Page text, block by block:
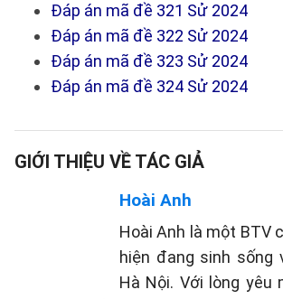
Đáp án mã đề 321 Sử 2024
Đáp án mã đề 322 Sử 2024
Đáp án mã đề 323 Sử 2024
Đáp án mã đề 324 Sử 2024
GIỚI THIỆU VỀ TÁC GIẢ
Hoài Anh
Hoài Anh là một BTV
hiện đang sinh sống
Hà Nội. Với lòng yêu